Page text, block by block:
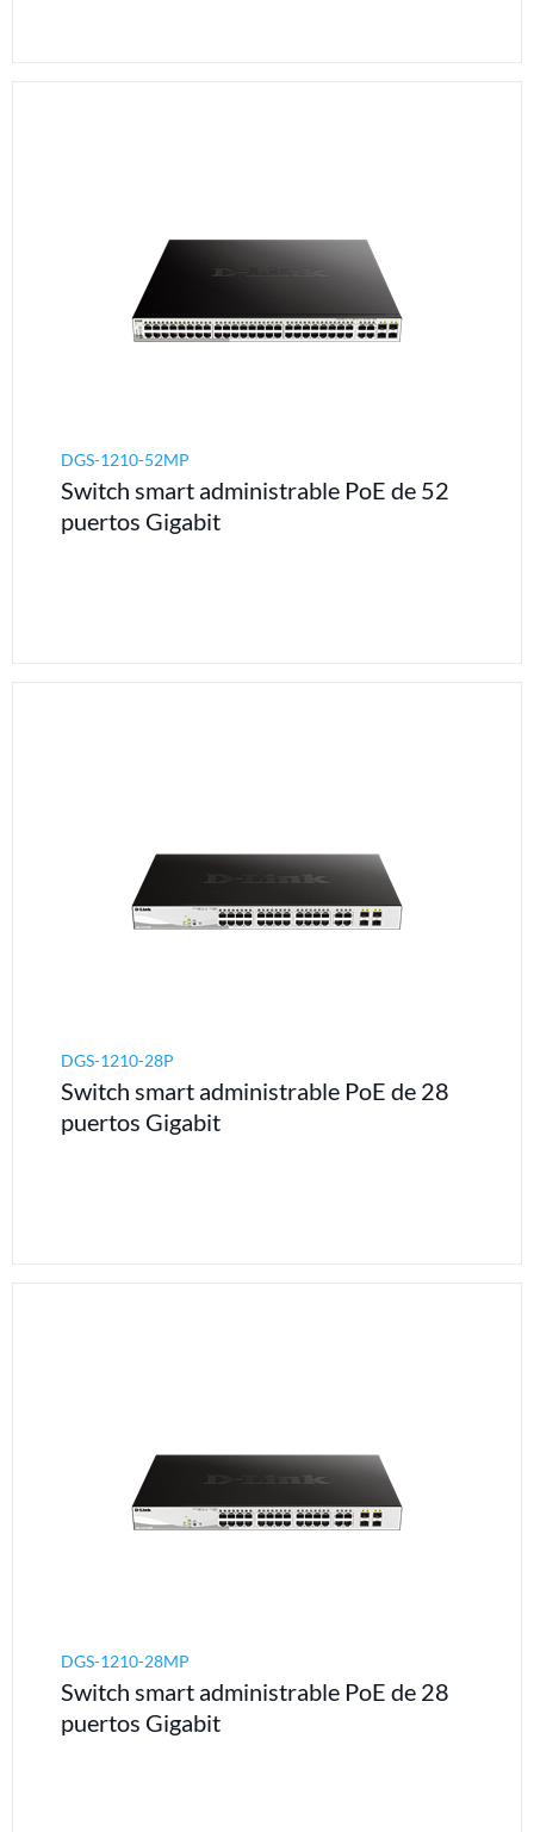
DGS-1210-52MP
Switch smart administrable PoE de 52
puertos Gigabit
DGS-1210-28P
Switch smart administrable PoE de 28
puertos Gigabit
DGS-1210-28MP
Switch smart administrable PoE de 28
puertos Gigabit